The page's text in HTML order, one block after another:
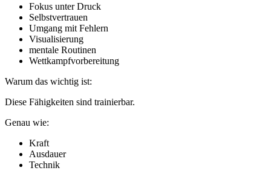
Fokus unter Druck
Selbstvertrauen
Umgang mit Fehlern
Visualisierung
mentale Routinen
Wettkampfvorbereitung
Warum das wichtig ist:
Diese Fähigkeiten sind trainierbar.
Genau wie:
Kraft
Ausdauer
Technik